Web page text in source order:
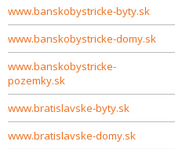
www.banskobystricke-byty.sk
www.banskobystricke-domy.sk
www.banskobystricke-
pozemky.sk
www.bratislavske-byty.sk
www.bratislavske-domy.sk